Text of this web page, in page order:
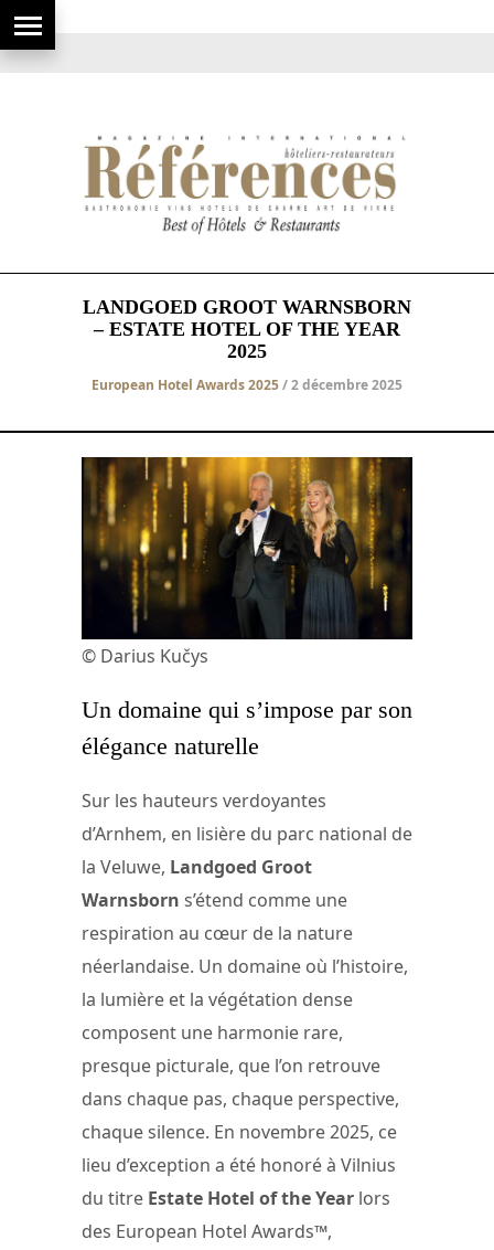
LANDGOED GROOT WARNSBORN
– ESTATE HOTEL OF THE YEAR
2025
European Hotel Awards 2025/ 2 décembre 2025
© Darius Kučys
Un domaine qui s’impose par son
élégance naturelle
Sur les hauteurs verdoyantes
d’Arnhem, en lisière du parc national de
la Veluwe, Landgoed Groot
Warnsborn s’étend comme une
respiration au cœur de la nature
néerlandaise. Un domaine où l’histoire,
la lumière et la végétation dense
composent une harmonie rare,
presque picturale, que l’on retrouve
dans chaque pas, chaque perspective,
chaque silence. En novembre 2025, ce
lieu d’exception a été honoré à Vilnius
du titre Estate Hotel of the Year lors
des European Hotel Awards™,